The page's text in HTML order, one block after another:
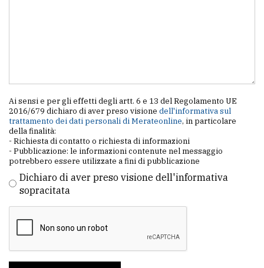
Ai sensi e per gli effetti degli artt. 6 e 13 del Regolamento UE
2016/679 dichiaro di aver preso visione dell'informativa sul
trattamento dei dati personali di Merateonline, in particolare
della finalità:
- Richiesta di contatto o richiesta di informazioni
- Pubblicazione: le informazioni contenute nel messaggio
potrebbero essere utilizzate a fini di pubblicazione
Dichiaro di aver preso visione dell'informativa
sopracitata